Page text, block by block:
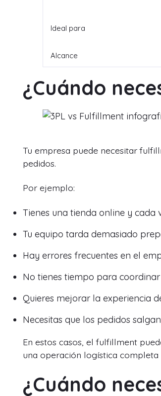
Ideal para
Alcance
¿Cuándo
Tu empresa puede necesitar
pedidos.
Por ejemplo:
Tienes una tienda online y cada
Tu equipo tarda demasiado
Hay errores frecuentes en el
No tienes tiempo para coordinar
Quieres mejorar la experiencia
Necesitas que los pedidos
En estos casos, el fulfillment
una operación logística completa
¿Cuándo